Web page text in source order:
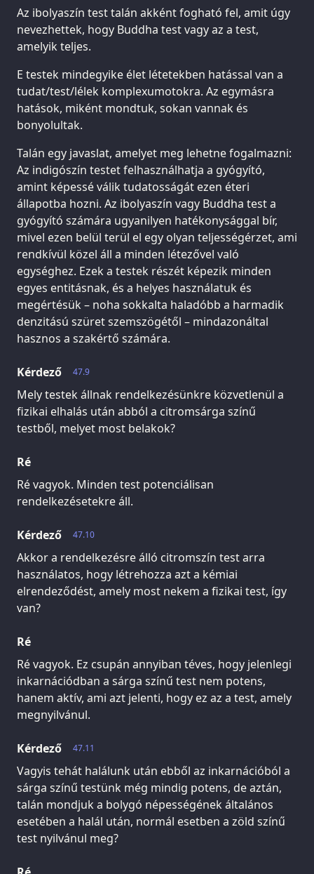
Az ibolyaszín test talán akként fogható fel, amit úgy
nevezhettek, hogy Buddha test vagy az a test,
amelyik teljes.
E testek mindegyike élet létetekben hatással van a
tudat/test/lélek komplexumotokra. Az egymásra
hatások, miként mondtuk, sokan vannak és
bonyolultak.
Talán egy javaslat, amelyet meg lehetne fogalmazni:
Az indigószín testet felhasználhatja a gyógyító,
amint képessé válik tudatosságát ezen éteri
állapotba hozni. Az ibolyaszín vagy Buddha test a
gyógyító számára ugyanilyen hatékonysággal bír,
mivel ezen belül terül el egy olyan teljességérzet, ami
rendkívül közel áll a minden létezővel való
egységhez. Ezek a testek részét képezik minden
egyes entitásnak, és a helyes használatuk és
megértésük – noha sokkalta haladóbb a harmadik
denzitású szüret szemszögétől – mindazonáltal
hasznos a szakértő számára.
47.9
Kérdező
Mely testek állnak rendelkezésünkre közvetlenül a
fizikai elhalás után abból a citromsárga színű
testből, melyet most belakok?
Ré
Ré vagyok. Minden test potenciálisan
rendelkezésetekre áll.
47.10
Kérdező
Akkor a rendelkezésre álló citromszín test arra
használatos, hogy létrehozza azt a kémiai
elrendeződést, amely most nekem a fizikai test, így
van?
Ré
Ré vagyok. Ez csupán annyiban téves, hogy jelenlegi
inkarnációdban a sárga színű test nem potens,
hanem aktív, ami azt jelenti, hogy ez az a test, amely
megnyilvánul.
47.11
Kérdező
Vagyis tehát halálunk után ebből az inkarnációból a
sárga színű testünk még mindig potens, de aztán,
talán mondjuk a bolygó népességének általános
esetében a halál után, normál esetben a zöld színű
test nyilvánul meg?